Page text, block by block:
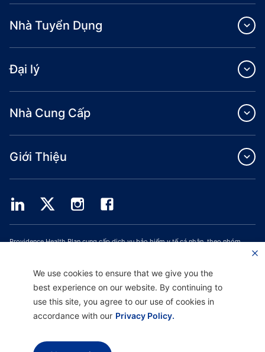
Nhà Tuyển Dụng
Đại lý
Nhà Cung Cấp
Giới Thiệu
Providence Health Plan cung cấp dịch vụ bảo hiểm y tế cá nhân, theo nhóm
với Medicare và Bảo Hiểm Y Tế Oregon. Việc đăng ký Providence Health
Quyền Riêng Tư
We use cookies to ensure that we give you the
best experience on our website. By continuing to
use this site, you agree to our use of cookies in
accordance with our Privacy Policy.